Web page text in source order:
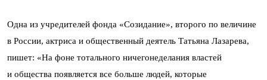
Одна из учредителей фонда «Созидание», второго по величине
в России, актриса и общественный деятель Татьяна Лазарева,
пишет: «На фоне тотального ничегонеделания властей
и общества появляется все больше людей, которые